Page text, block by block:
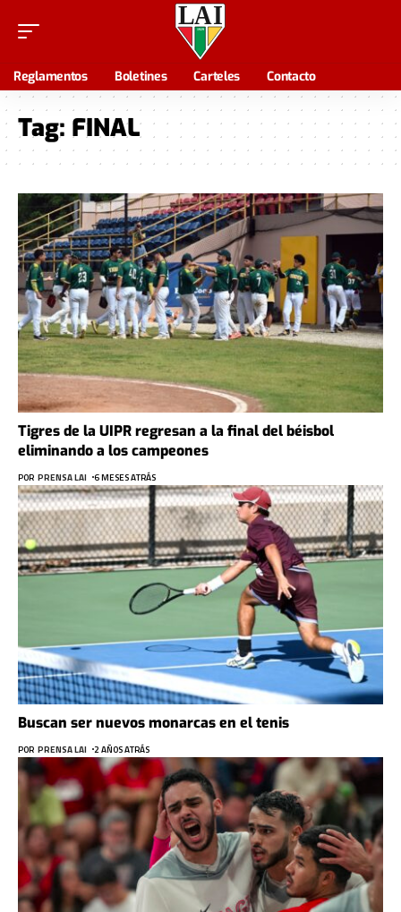
Reglamentos Boletines Carteles Contacto
Tag: FINAL
Tigres de la UIPR regresan a la final del béisbol
eliminando a los campeones
POR PRENSA LAI 6 MESES ATRÁS
Buscan ser nuevos monarcas en el tenis
POR PRENSA LAI 2 AÑOS ATRÁS